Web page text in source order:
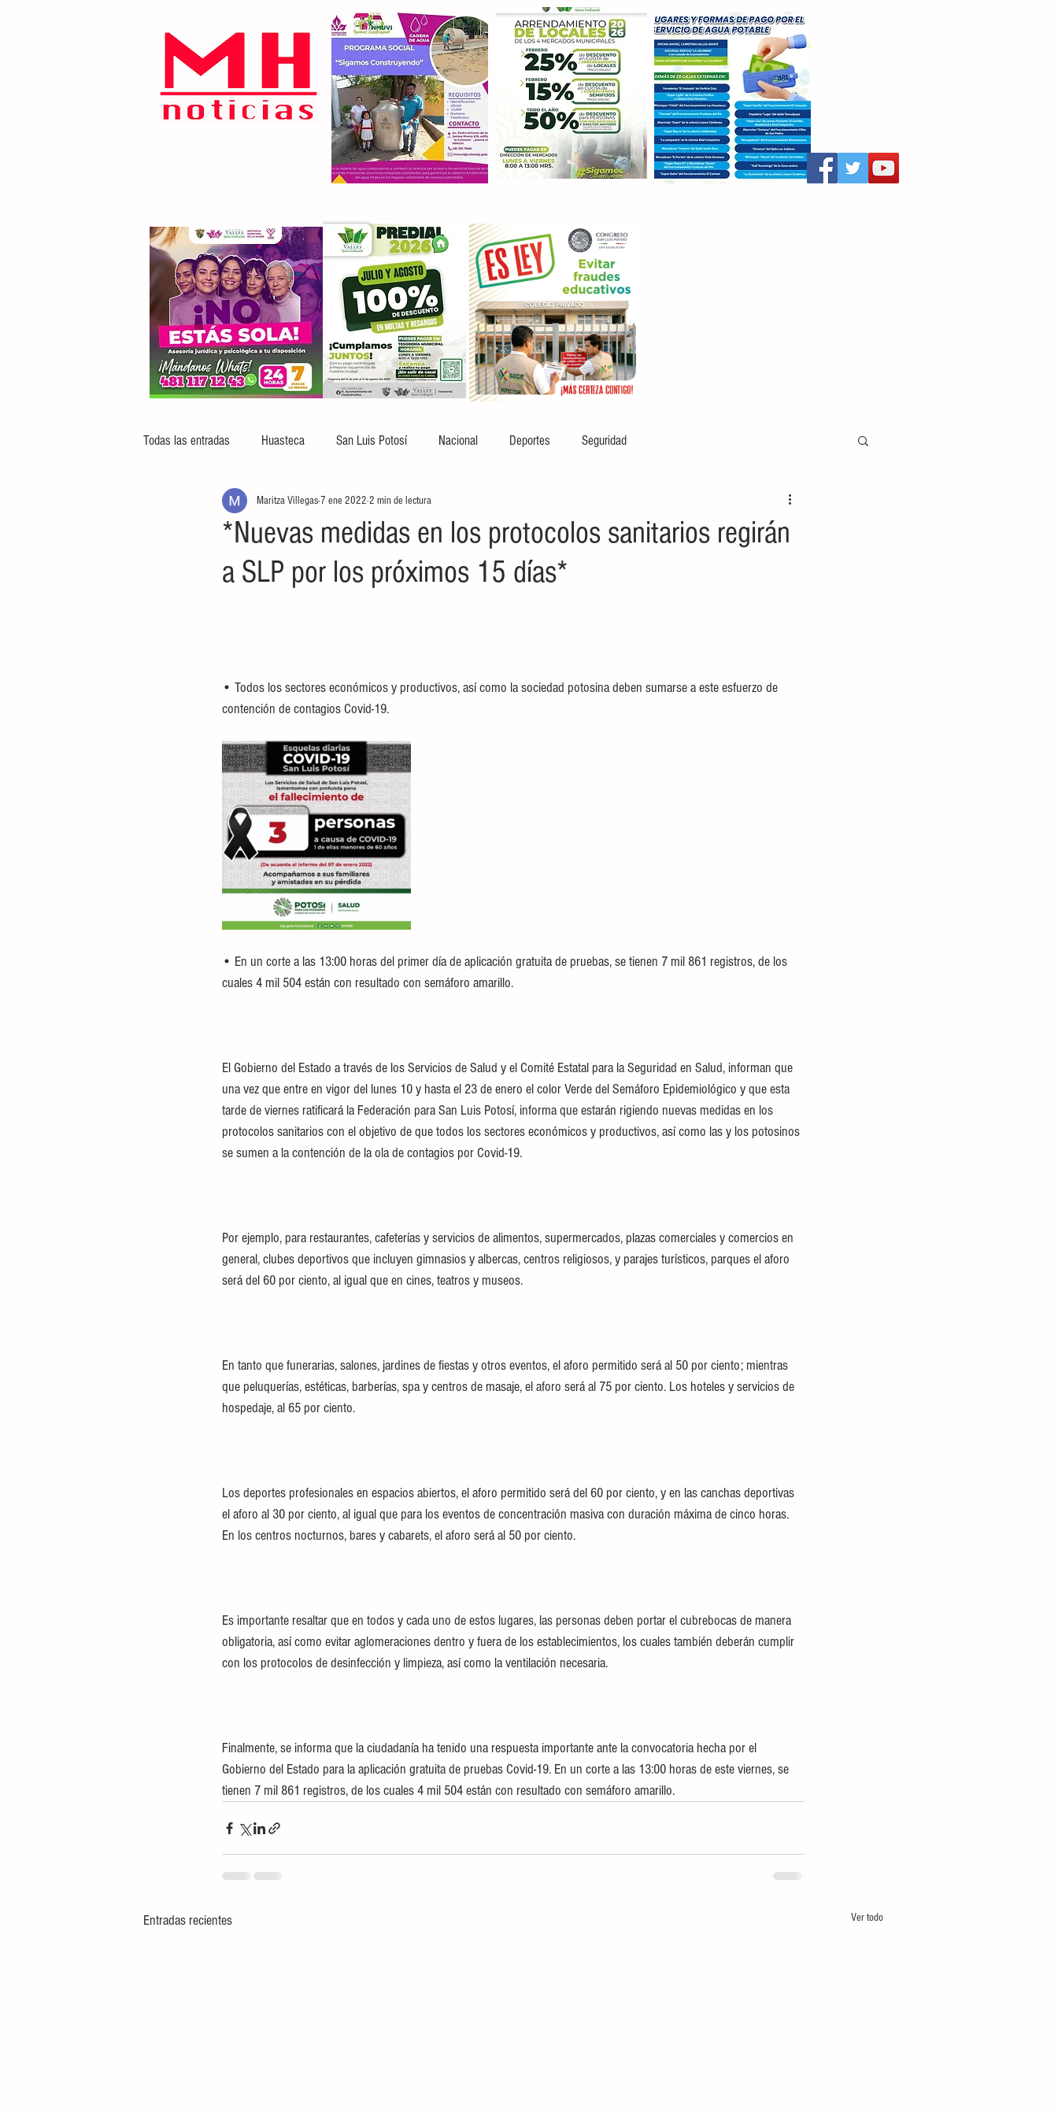
Todas las entradas Huasteca San Luis Potosí Nacional Deportes Seguridad
*Nuevas medidas en los protocolos sanitarios regirán
a SLP por los próximos 15 días*
Maritza Villegas7 ene 2022 2 min de lectura
• Todos los sectores económicos y productivos, así como la sociedad potosina deben sumarse a este esfuerzo de
contención de contagios Covid-19.
• En un corte a las 13:00 horas del primer día de aplicación gratuita de pruebas, se tienen 7 mil 861 registros, de los
cuales 4 mil 504 están con resultado con semáforo amarillo.
El Gobierno del Estado a través de los Servicios de Salud y el Comité Estatal para la Seguridad en Salud, informan que
una vez que entre en vigor del lunes 10 y hasta el 23 de enero el color Verde del Semáforo Epidemiológico y que esta
tarde de viernes ratificará la Federación para San Luis Potosí, informa que estarán rigiendo nuevas medidas en los
protocolos sanitarios con el objetivo de que todos los sectores económicos y productivos, así como las y los potosinos
se sumen a la contención de la ola de contagios por Covid-19.
Por ejemplo, para restaurantes, cafeterías y servicios de alimentos, supermercados, plazas comerciales y comercios en
general, clubes deportivos que incluyen gimnasios y albercas, centros religiosos, y parajes turísticos, parques el aforo
será del 60 por ciento, al igual que en cines, teatros y museos.
En tanto que funerarias, salones, jardines de fiestas y otros eventos, el aforo permitido será al 50 por ciento; mientras
que peluquerías, estéticas, barberías, spa y centros de masaje, el aforo será al 75 por ciento. Los hoteles y servicios de
hospedaje, al 65 por ciento.
Los deportes profesionales en espacios abiertos, el aforo permitido será del 60 por ciento, y en las canchas deportivas
el aforo al 30 por ciento, al igual que para los eventos de concentración masiva con duración máxima de cinco horas.
En los centros nocturnos, bares y cabarets, el aforo será al 50 por ciento.
Es importante resaltar que en todos y cada uno de estos lugares, las personas deben portar el cubrebocas de manera
obligatoria, así como evitar aglomeraciones dentro y fuera de los establecimientos, los cuales también deberán cumplir
con los protocolos de desinfección y limpieza, así como la ventilación necesaria.
Finalmente, se informa que la ciudadanía ha tenido una respuesta importante ante la convocatoria hecha por el
Gobierno del Estado para la aplicación gratuita de pruebas Covid-19. En un corte a las 13:00 horas de este viernes, se
tienen 7 mil 861 registros, de los cuales 4 mil 504 están con resultado con semáforo amarillo.
Entradas recientes Ver todo